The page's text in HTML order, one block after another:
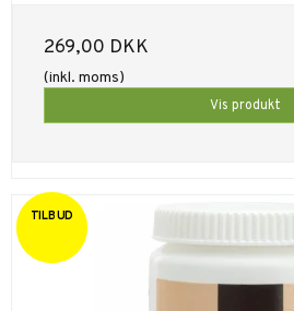
269,00 DKK
(inkl. moms)
Vis produkt
TILBUD